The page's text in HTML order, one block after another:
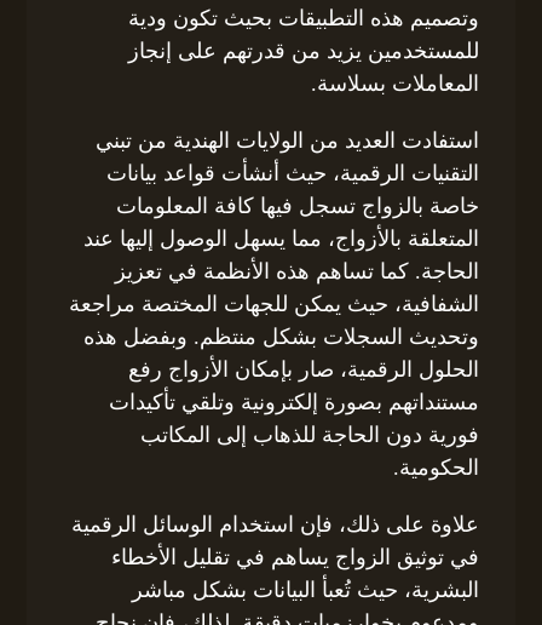
وتصميم هذه التطبيقات بحيث تكون ودية
للمستخدمين يزيد من قدرتهم على إنجاز
المعاملات بسلاسة.
استفادت العديد من الولايات الهندية من تبني
التقنيات الرقمية، حيث أنشأت قواعد بيانات
خاصة بالزواج تسجل فيها كافة المعلومات
المتعلقة بالأزواج، مما يسهل الوصول إليها عند
الحاجة. كما تساهم هذه الأنظمة في تعزيز
الشفافية، حيث يمكن للجهات المختصة مراجعة
وتحديث السجلات بشكل منتظم. وبفضل هذه
الحلول الرقمية، صار بإمكان الأزواج رفع
مستنداتهم بصورة إلكترونية وتلقي تأكيدات
فورية دون الحاجة للذهاب إلى المكاتب
الحكومية.
علاوة على ذلك، فإن استخدام الوسائل الرقمية
في توثيق الزواج يساهم في تقليل الأخطاء
البشرية، حيث تُعبأ البيانات بشكل مباشر